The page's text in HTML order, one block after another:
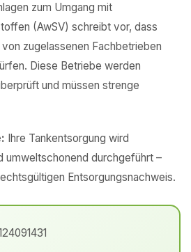
zum Umgang mit
(AwSV) schreibt vor, dass
zugelassenen Fachbetrieben
Diese Betriebe werden
und müssen strenge
Ihre Tankentsorgung wird
umweltschonend durchgeführt –
Entsorgungsnachweis.